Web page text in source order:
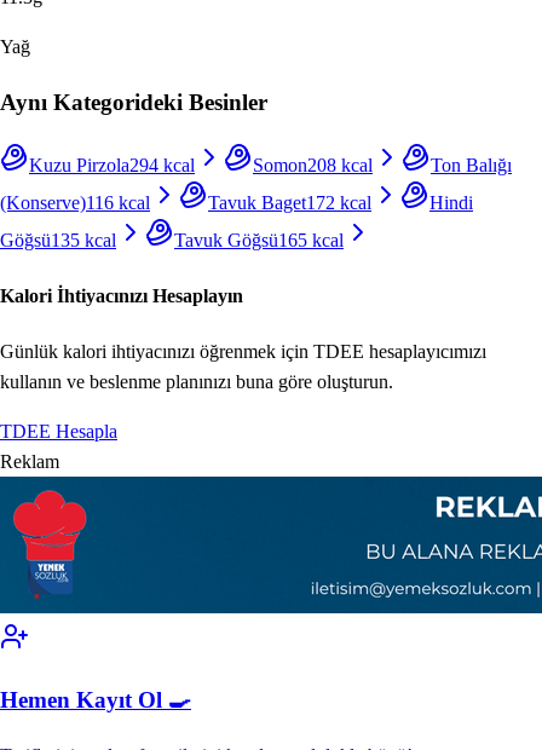
Yağ
Aynı Kategorideki Besinler
Kuzu Pirzola294 kcal Somon208 kcal
Ton Balığı
(Konserve)116 kcal Tavuk Baget172 kcal
Hindi
Göğsü135 kcal Tavuk Göğsü165 kcal
Kalori İhtiyacınızı Hesaplayın
Günlük kalori ihtiyacınızı öğrenmek için TDEE hesaplayıcımızı
kullanın ve beslenme planınızı buna göre oluşturun.
TDEE Hesapla
Reklam
Hemen Kayıt Ol 🍳